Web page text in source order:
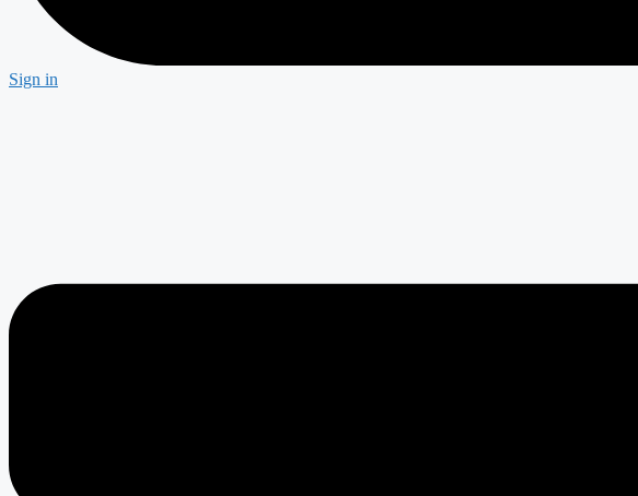
Sign in